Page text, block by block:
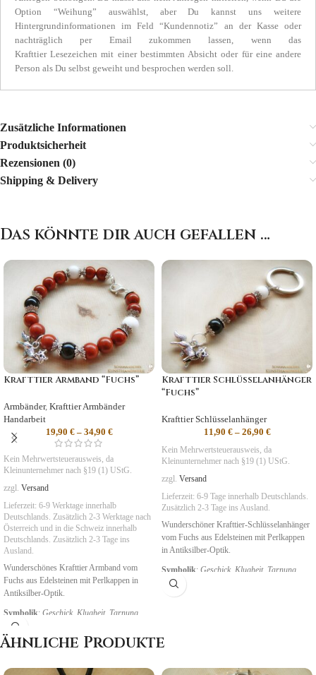
Option “Weihung” auswählst, aber Du kannst uns weitere
Hintergrundinformationen im Feld “Kundennotiz” an der Kasse oder
nachträglich per Email zukommen lassen, wenn das
Krafttier Lesezeichen mit einer bestimmten Absicht oder für eine andere
Person als Du selbst geweiht und besprochen werden soll.
Zusätzliche Informationen
Produktsicherheit
Rezensionen (0)
Shipping & Delivery
Das könnte dir auch gefallen …
Krafttier Armband “Fuchs”
Armbänder, Krafttier Armbänder
Handarbeit
19,90 €– 34,90 €
Kein Mehrwertsteuerausweis, da
Kleinunternehmer nach §19 (1) UStG.
zzgl. Versand
Lieferzeit: 6-9 Werktage innerhalb
Deutschlands. Zusätzlich 2-3 Werktage nach
Österreich und in die Schweiz innerhalb
Deutschlands. Zusätzlich 2-3 Tage ins
Ausland.
Wunderschönes Krafttier Armband vom
Fuchs aus Edelsteinen mit Perlkappen in
Antiksilber-Optik.
Symbolik: Geschick, Klugheit, Tarnung
Krafttier Schlüsselanhänger
“Fuchs”
Krafttier Schlüsselanhänger
11,90 €– 26,90 €
Kein Mehrwertsteuerausweis, da
Kleinunternehmer nach §19 (1) UStG.
zzgl. Versand
Lieferzeit: 6-9 Tage innerhalb Deutschlands.
Zusätzlich 2-3 Tage ins Ausland.
Wunderschöner Krafttier-Schlüsselanhänger
vom Fuchs aus Edelsteinen mit Perlkappen
in Antiksilber-Optik.
Symbolik: Geschick, Klugheit, Tarnung
Ähnliche Produkte